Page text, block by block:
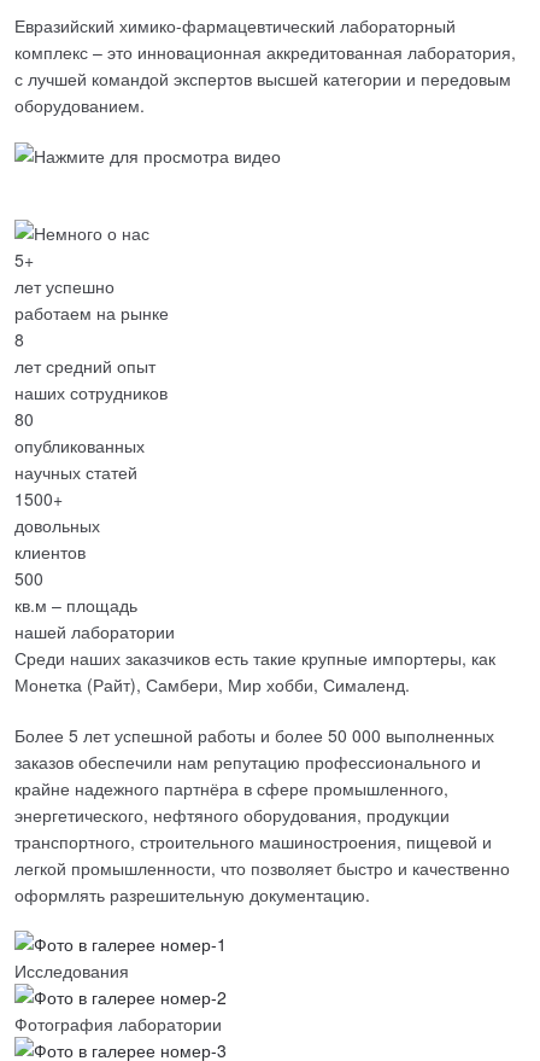
Евразийский химико-фармацевтический лабораторный
комплекс – это инновационная аккредитованная лаборатория,
с лучшей командой экспертов высшей категории и передовым
оборудованием.
5+
лет успешно
работаем на рынке
8
лет средний опыт
наших сотрудников
80
опубликованных
научных статей
1500+
довольных
клиентов
500
кв.м – площадь
нашей лаборатории
Среди наших заказчиков есть такие крупные импортеры, как
Монетка (Райт), Самбери, Мир хобби, Сималенд.
Более 5 лет успешной работы и более 50 000 выполненных
заказов обеспечили нам репутацию профессионального и
крайне надежного партнёра в сфере промышленного,
энергетического, нефтяного оборудования, продукции
транспортного, строительного машиностроения, пищевой и
легкой промышленности, что позволяет быстро и качественно
оформлять разрешительную документацию.
Исследования
Фотография лаборатории